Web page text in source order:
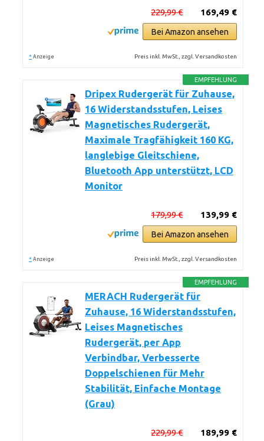
169,49 €
229,99 €
Bei Amazon ansehen
* Anzeige Preis inkl. MwSt., zzgl. Versandkosten
EMPFEHLUNG
Dripex Rudergerät für Zuhause,
16 Widerstandsstufen, Leises
Magnetisches Rudergerät,
Maximale Tragfähigkeit 160 KG,
langlebige Gleitschiene,
Bluetooth App unterstützt, LCD
Monitor
139,99 €
179,99 €
Bei Amazon ansehen
* Anzeige Preis inkl. MwSt., zzgl. Versandkosten
EMPFEHLUNG
MERACH Rudergerät für
Zuhause, 16 Widerstandsstufen,
Leises Magnetisches
Rudergerät, per App
Verbindbar, Verbesserte
Doppelschienen für Mehr
Stabilität, Einfache Montage
(Grau)
189,99 €
229,99 €